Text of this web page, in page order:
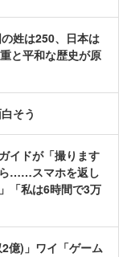
姓は250、日本は
と平和な歴史が原
そう
イドが「撮ります
……スマホを返し
「私は6時間で3万
億)」ワイ「ゲーム